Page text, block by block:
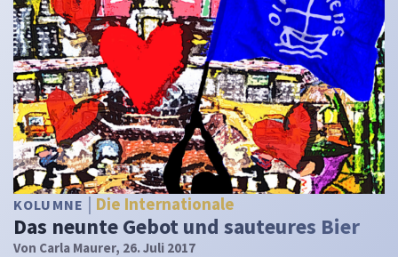
KOLUMNE Die Internationale
Das neunte Gebot und sauteures Bier
Von Carla Maurer, 26. Juli 2017